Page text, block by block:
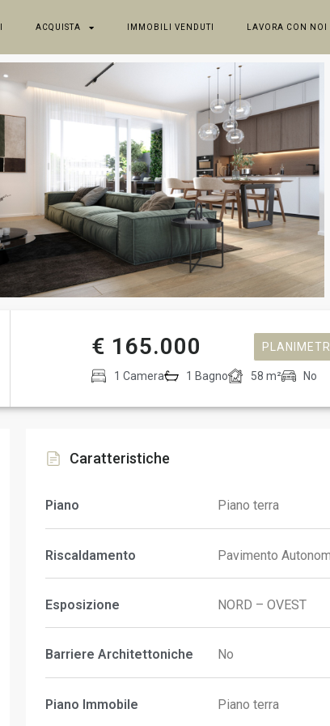
ACQUISTA IMMOBILI VENDUTI LAVORA CON NOI
€ 165.000
1 Camera 1 Bagno 58 m² No
Caratteristiche
Piano Piano terra
Riscaldamento Pavimento
Esposizione NORD – OVEST
Barriere Architettoniche No
Piano Immobile Piano terra